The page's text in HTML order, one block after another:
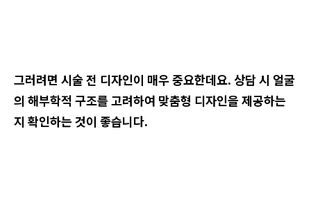
그러려면 시술 전 디자인이 매우 중요한데요. 상담 시 얼굴
의 해부학적 구조를 고려하여 맞춤형 디자인을 제공하는
지 확인하는 것이 좋습니다.